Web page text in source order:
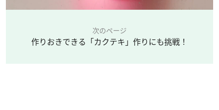
次のページ
作りおきできる「カクテキ」作りにも挑戦！